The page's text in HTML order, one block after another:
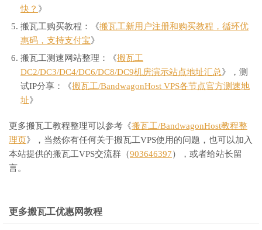
快？ 》
搬瓦工购买教程：《搬瓦工新用户注册和购买教程，循环优
惠码，支持支付宝》
搬瓦工测速网站整理：《搬瓦工
DC2/DC3/DC4/DC6/DC8/DC9机房演示站点地址汇总》，测
试IP分享：《搬瓦工/BandwagonHost VPS各节点官方测速地
址》
更多搬瓦工教程整理可以参考《搬瓦工/BandwagonHost教程整
理页》，当然你有任何关于搬瓦工VPS使用的问题，也可以加入
本站提供的搬瓦工VPS交流群（903646397），或者给站长留
言。
更多搬瓦工优惠网教程